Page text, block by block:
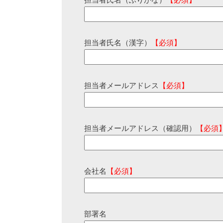
担当者氏名（漢字） 【必須】
担当者メールアドレス 【必須】
担当者メールアドレス（確認用） 【必須
会社名 【必須】
部署名